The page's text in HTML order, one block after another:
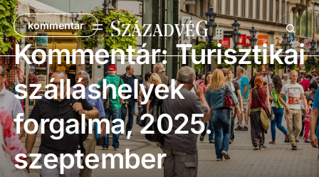
kommentár
Kommentár: Turisztikai
szálláshelyek
forgalma, 2025.
szeptember